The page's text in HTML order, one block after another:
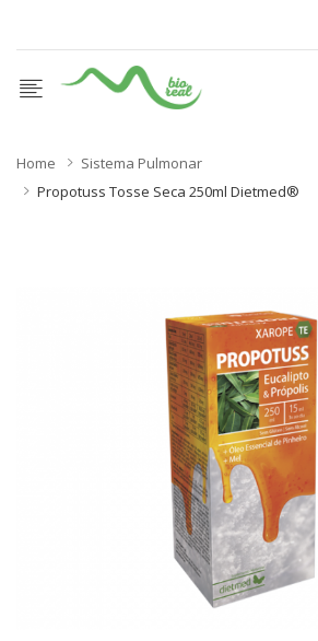
Home
Sistema Pulmonar
Propotuss Tosse Seca 250ml Dietmed®